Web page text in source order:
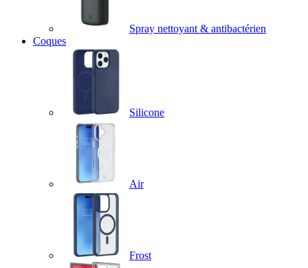
Spray nettoyant & antibactérien
Coques
Silicone
Air
Frost